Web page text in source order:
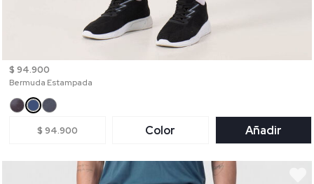
$ 94.900
Bermuda Estampada
$ 94.900 Color Añadir